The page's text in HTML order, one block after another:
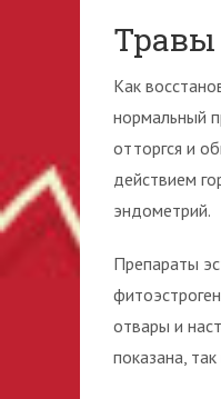
Травы
Как
нормальный
отторгся и
действием
эндометрий.
Препараты
отвары и
показана,